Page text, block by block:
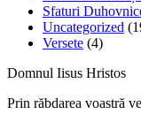
Sfaturi
Uncategorized
Versete (4)
Domnul Iisus Hristos
Prin răbdarea voastră